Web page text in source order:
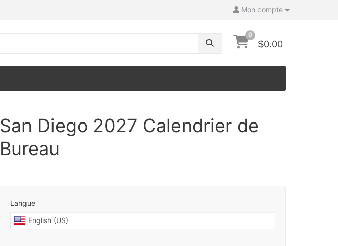
Mon compte
0
$0.00
San Diego 2027 Calendrier de
Bureau
Langue